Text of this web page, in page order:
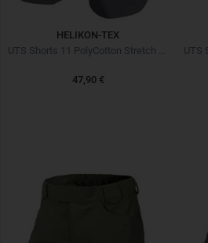
HELIKON-TEX
UTS Shorts 11 PolyCotton Stretch Ripstop Shadow Grey
47,90 €